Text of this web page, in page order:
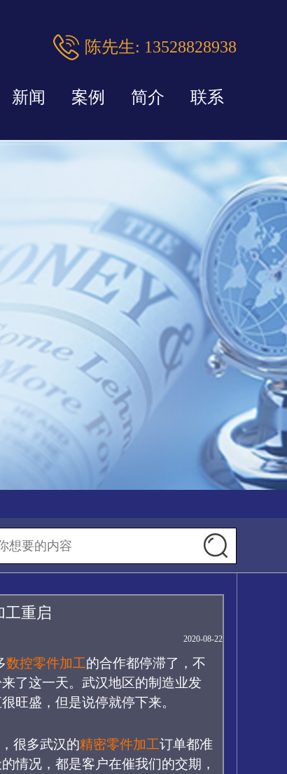
陈先生: 13528828938
新闻 案例 简介 联系
工重启
2020-08-22
数控零件加工的合作都停滞了，不
了这一天。武汉地区的制造业发
旺盛，但是说停就停下来。
很多武汉的精密零件加工订单都准
情况，都是客户在催我们的交期，